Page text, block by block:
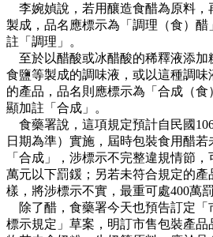
李婉媜說，若用釀造食醋為原料，
製成，品名應標示為「調理（食）
註「調理」。
至於以醋酸或冰醋酸的稀釋液添加
食鹽等製成的調味液，或以這種調
的產品，品名則應標示為「合成（食
顯加註「合成」。
食藥署說，這項規定預計自民國
日期為準）實施，屆時包裝食用醋若
「合成」，涉標示不完整違規情節
萬元以下罰鍰；另若未符合規定的
樣，將涉標示不實，最重可處400萬罰
除了醋，食藥署今天也預告訂定「
標示規定」草案，明訂市售包裝產